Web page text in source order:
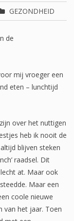
GEZONDHEID
de
mij vroeger een
eten – lunchtijd
over het nuttigen
heb ik nooit de
blijven steken
raadsel. Dit
at. Maar ook
Maar een
coole nieuwe
van het jaar. Toen